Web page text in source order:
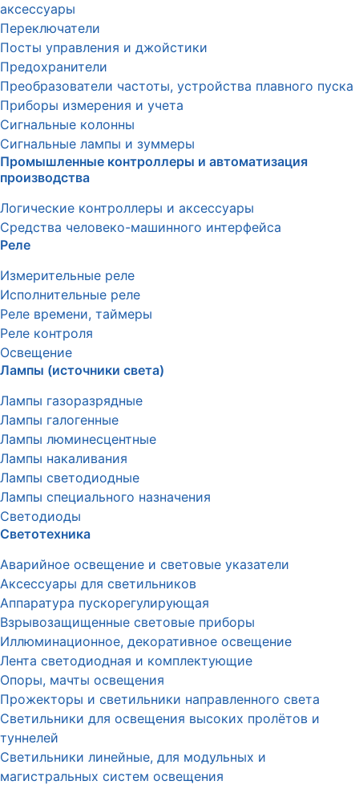
аксессуары
Переключатели
Посты управления и джойстики
Предохранители
Преобразователи частоты, устройства плавного пуска
Приборы измерения и учета
Сигнальные колонны
Сигнальные лампы и зуммеры
Промышленные контроллеры и автоматизация
производства
Логические контроллеры и аксессуары
Средства человеко-машинного интерфейса
Реле
Измерительные реле
Исполнительные реле
Реле времени, таймеры
Реле контроля
Освещение
Лампы (источники света)
Лампы газоразрядные
Лампы галогенные
Лампы люминесцентные
Лампы накаливания
Лампы светодиодные
Лампы специального назначения
Светодиоды
Светотехника
Аварийное освещение и световые указатели
Аксессуары для светильников
Аппаратура пускорегулирующая
Взрывозащищенные световые приборы
Иллюминационное, декоративное освещение
Лента светодиодная и комплектующие
Опоры, мачты освещения
Прожекторы и светильники направленного света
Светильники для освещения высоких пролётов и
туннелей
Светильники линейные, для модульных и
магистральных систем освещения